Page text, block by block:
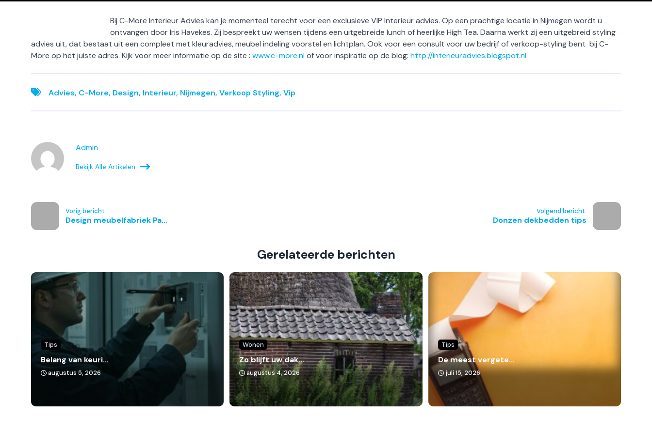
Bij C-More Interieur Advies kan je momenteel terecht voor een exclusieve VIP Interieur advies. Op een prachtige locatie in Nijmegen wordt u
ontvangen door Iris Havekes. Zij bespreekt uw wensen tijdens een uitgebreide lunch of heerlijke High Tea. Daarna werkt zij een uitgebreid styling
advies uit, dat bestaat uit een compleet met kleuradvies, meubel indeling voorstel en lichtplan. Ook voor een consult voor uw bedrijf of verkoop-styling bent bij C-
More op het juiste adres. Kijk voor meer informatie op de site : www.c-more.nlof voor inspiratie op de blog: http://interieuradvies.blogspot.nl
Advies, C-More, Design, Interieur, Nijmegen, Verkoop Styling, Vip
Admin
Bekijk Alle Artikelen
Vorig bericht:
Design meubelfabriek Pa...
Volgend bericht:
Donzen dekbedden tips
Gerelateerde berichten
Tips
Belang van keuri...
augustus 5, 2026
Wonen
Zo blijft uw dak...
augustus 4, 2026
Tips
De meest vergete...
juli 15, 2026